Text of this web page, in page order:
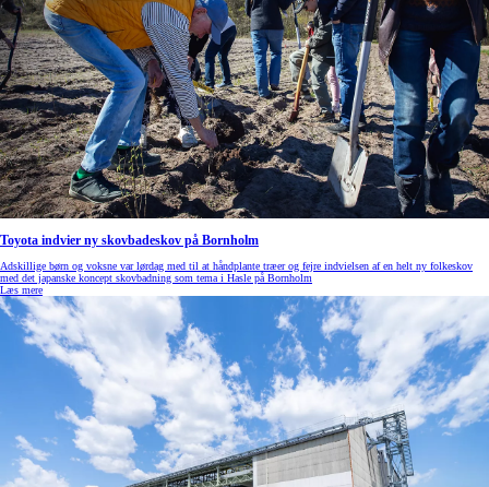
Toyota indvier ny skovbadeskov på Bornholm
Adskillige børn og voksne var lørdag med til at håndplante træer og fejre indvielsen af en helt ny folkeskov
med det japanske koncept skovbadning som tema i Hasle på Bornholm
Læs mere